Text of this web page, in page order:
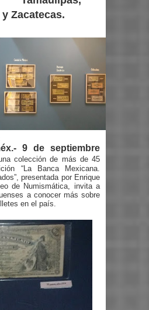
Zacatecas.
9 de septiembre
colección de más de 45
“La Banca Mexicana.
presentada por Enrique
de Numismática, invita a
a conocer más sobre
en el país.